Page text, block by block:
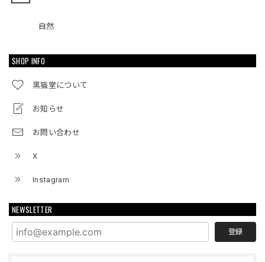
自然
SHOP INFO
黒猫堂について
お知らせ
お問い合わせ
X
Instagram
NEWSLETTER
登録